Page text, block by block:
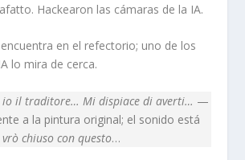
Hackearon las cámaras de la IA.
en el refectorio; uno de los
lo mira de cerca.
io il traditore… Mi dispiace di averti… —
a la pintura original; el sonido está
vrò chiuso con questo…